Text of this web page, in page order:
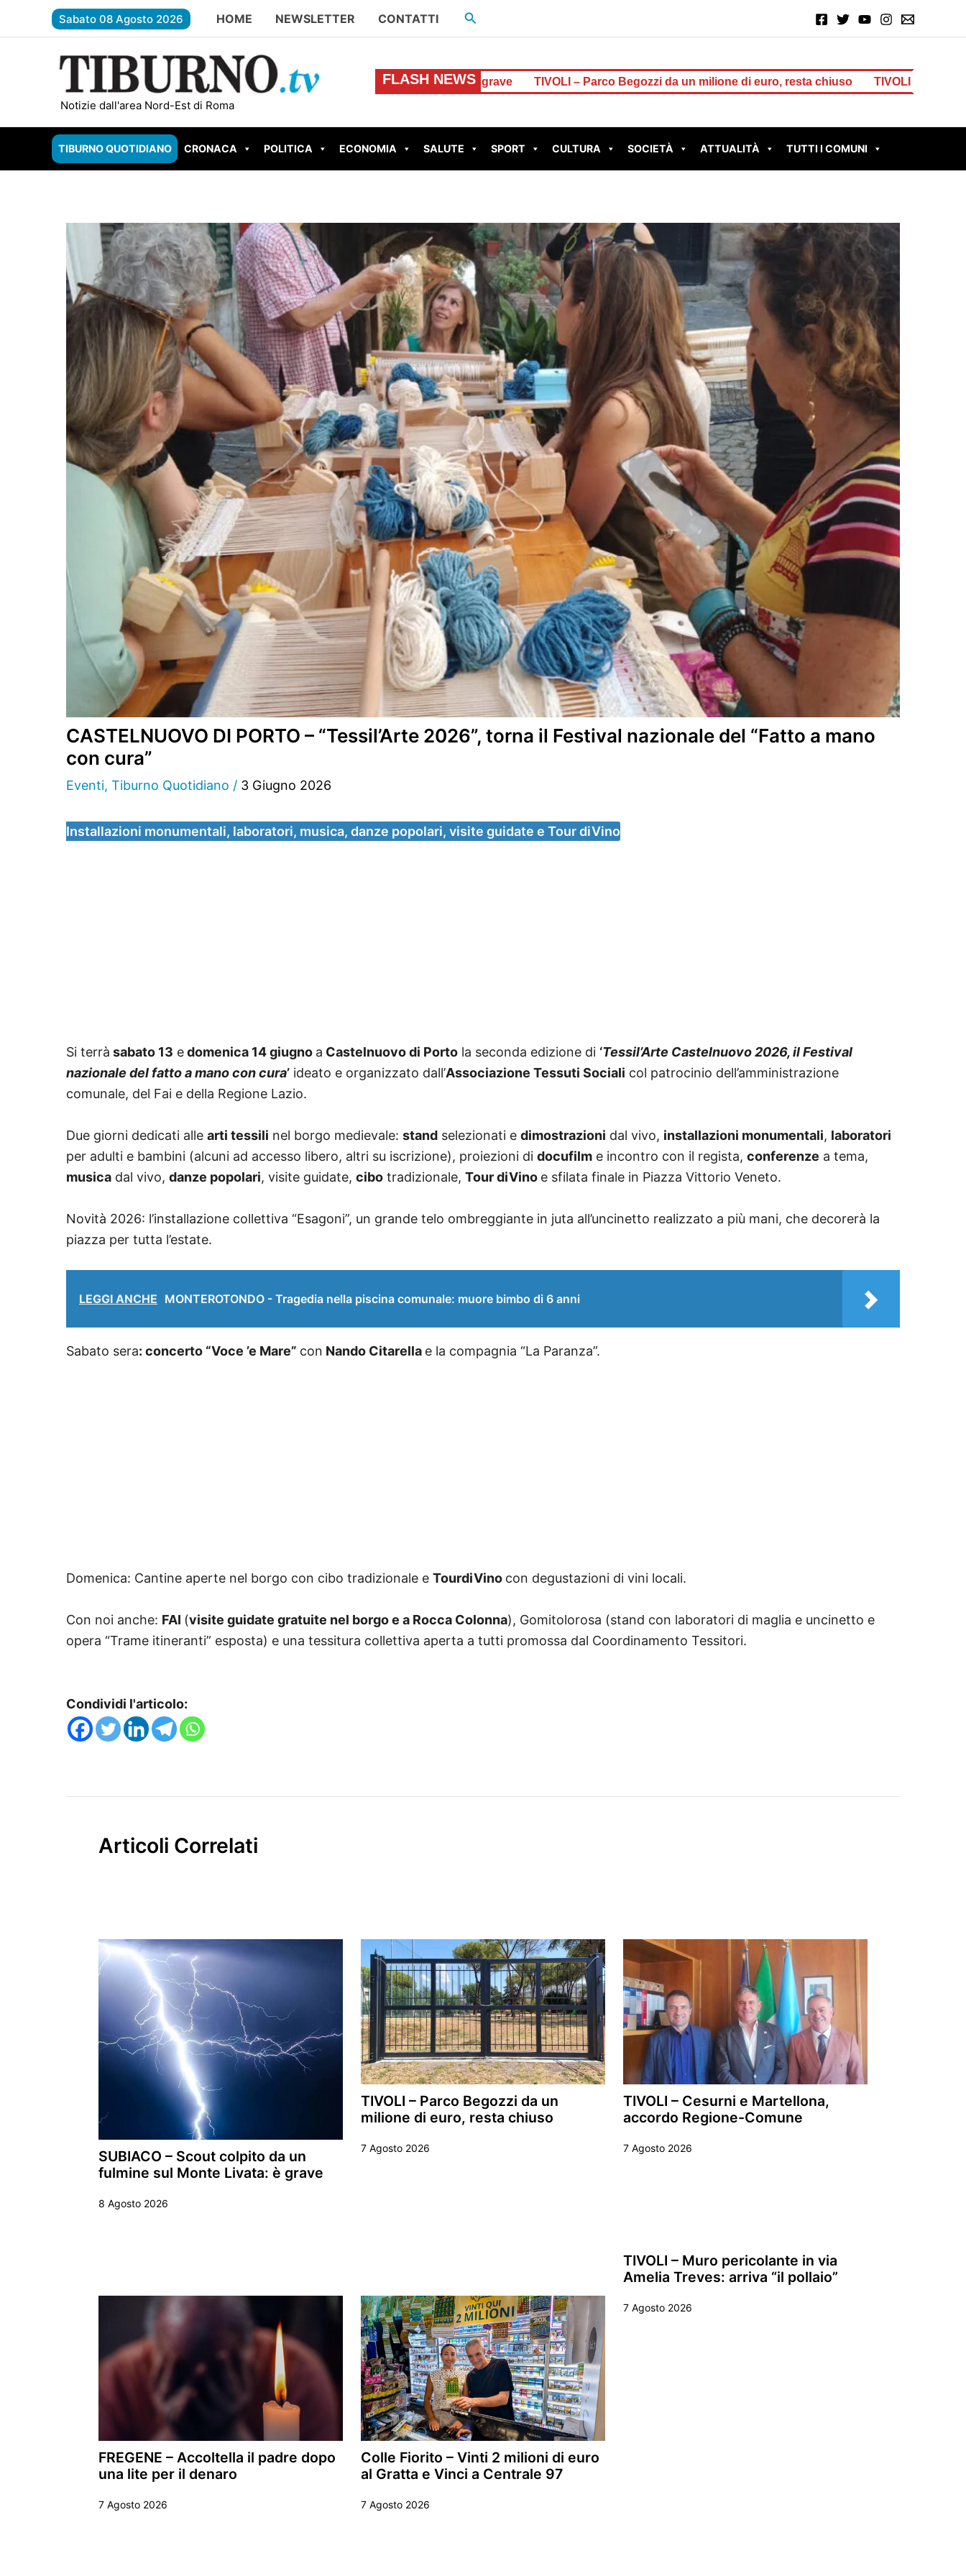
Sabato 08 Agosto 2026 HOME NEWSLETTER CONTATTI Cerca
Notizie dall'area Nord-Est di Roma
FLASH NEWS
SUBIACO – Scout colpito da un fulmine sul Monte Livata: è grave TIVOLI – Parco Begozzi da un milione di euro, resta chiuso TIVOLI – Cesurni e Martellona,
TIBURNO QUOTIDIANO CRONACA POLITICA ECONOMIA SALUTE SPORT CULTURA SOCIETÀ ATTUALITÀ TUTTI I COMUNI
CASTELNUOVO DI PORTO – “Tessil’Arte 2026”, torna il Festival nazionale del “Fatto a mano
con cura”
Eventi, Tiburno Quotidiano / 3 Giugno 2026
Installazioni monumentali, laboratori, musica, danze popolari, visite guidate e Tour diVino
Si terrà sabato 13 edomenica 14 giugno a Castelnuovo di Porto la seconda edizione di ‘Tessil’Arte Castelnuovo 2026, il Festival
nazionale del fatto a mano con cura’ ideato e organizzato dall’Associazione Tessuti Sociali col patrocinio dell’amministrazione
comunale, del Fai e della Regione Lazio.
Due giorni dedicati alle arti tessili nel borgo medievale: stand selezionati e dimostrazioni dal vivo, installazioni monumentali, laboratori
per adulti e bambini (alcuni ad accesso libero, altri su iscrizione), proiezioni di docufilm e incontro con il regista, conferenze a tema,
musica dal vivo, danze popolari, visite guidate, cibo tradizionale, Tour diVino e sfilata finale in Piazza Vittorio Veneto.
Novità 2026: l’installazione collettiva “Esagoni”, un grande telo ombreggiante in juta all’uncinetto realizzato a più mani, che decorerà la
piazza per tutta l’estate.
LEGGI ANCHE MONTEROTONDO - Tragedia nella piscina comunale: muore bimbo di 6 anni
Sabato sera: concerto “Voce ’e Mare” con Nando Citarella e la compagnia “La Paranza”.
Domenica: Cantine aperte nel borgo con cibo tradizionale e TourdiVino con degustazioni di vini locali.
Con noi anche: FAI (visite guidate gratuite nel borgo e a Rocca Colonna), Gomitolorosa (stand con laboratori di maglia e uncinetto e
opera “Trame itineranti” esposta) e una tessitura collettiva aperta a tutti promossa dal Coordinamento Tessitori.
Condividi l'articolo:
Articoli Correlati
SUBIACO – Scout colpito da un
fulmine sul Monte Livata: è grave
8 Agosto 2026
TIVOLI – Parco Begozzi da un
milione di euro, resta chiuso
7 Agosto 2026
TIVOLI – Cesurni e Martellona,
accordo Regione-Comune
7 Agosto 2026
FREGENE – Accoltella il padre dopo
una lite per il denaro
7 Agosto 2026
Colle Fiorito – Vinti 2 milioni di euro
al Gratta e Vinci a Centrale 97
7 Agosto 2026
TIVOLI – Muro pericolante in via
Amelia Treves: arriva “il pollaio”
7 Agosto 2026